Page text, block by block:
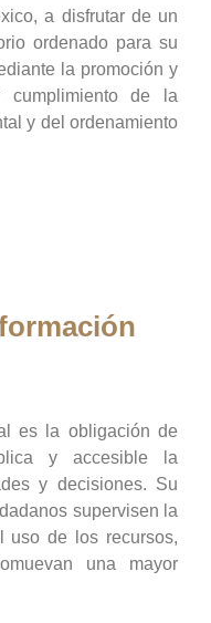
a disfrutar de un
ordenado para su
la promoción y
de la
y del ordenamiento
es la obligación de
y accesible la
y decisiones. Su
supervisen la
uso de los recursos,
una mayor